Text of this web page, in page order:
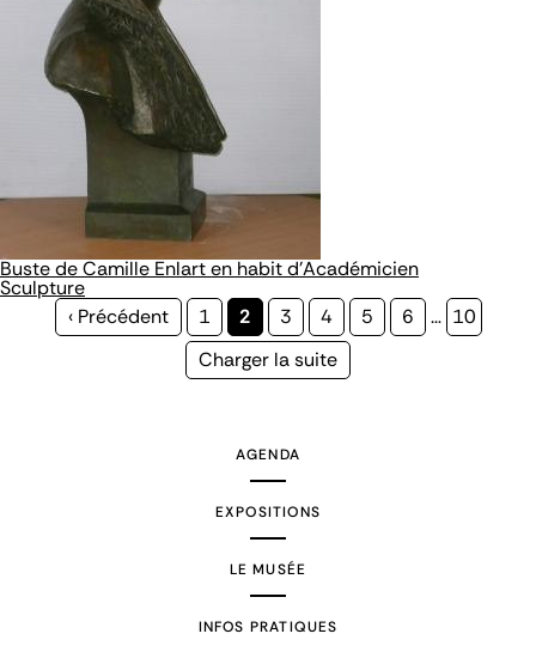
Buste de Camille Enlart en habit d'Académicien
Sculpture
Page
‹ Précédent Page
1
Page
courante
2 Page
3 Page
4 Page
5 Page
6 … Page
10
Page
Charger la suite
AGENDA
EXPOSITIONS
LE MUSÉE
INFOS PRATIQUES